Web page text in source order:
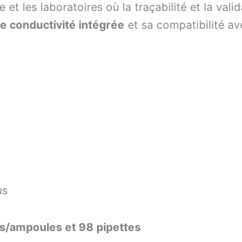
et les laboratoires où la traçabilité et la
conductivité intégrée et sa compatibilité
ampoules et 98 pipettes